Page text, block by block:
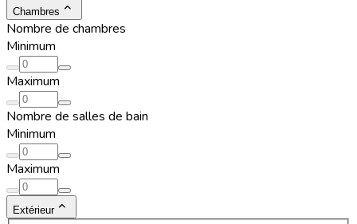
Chambres
Nombre de chambres
Minimum
Maximum
Nombre de salles de bain
Minimum
Maximum
Extérieur